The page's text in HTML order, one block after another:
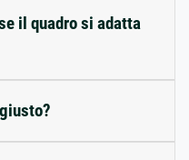
il quadro si adatta